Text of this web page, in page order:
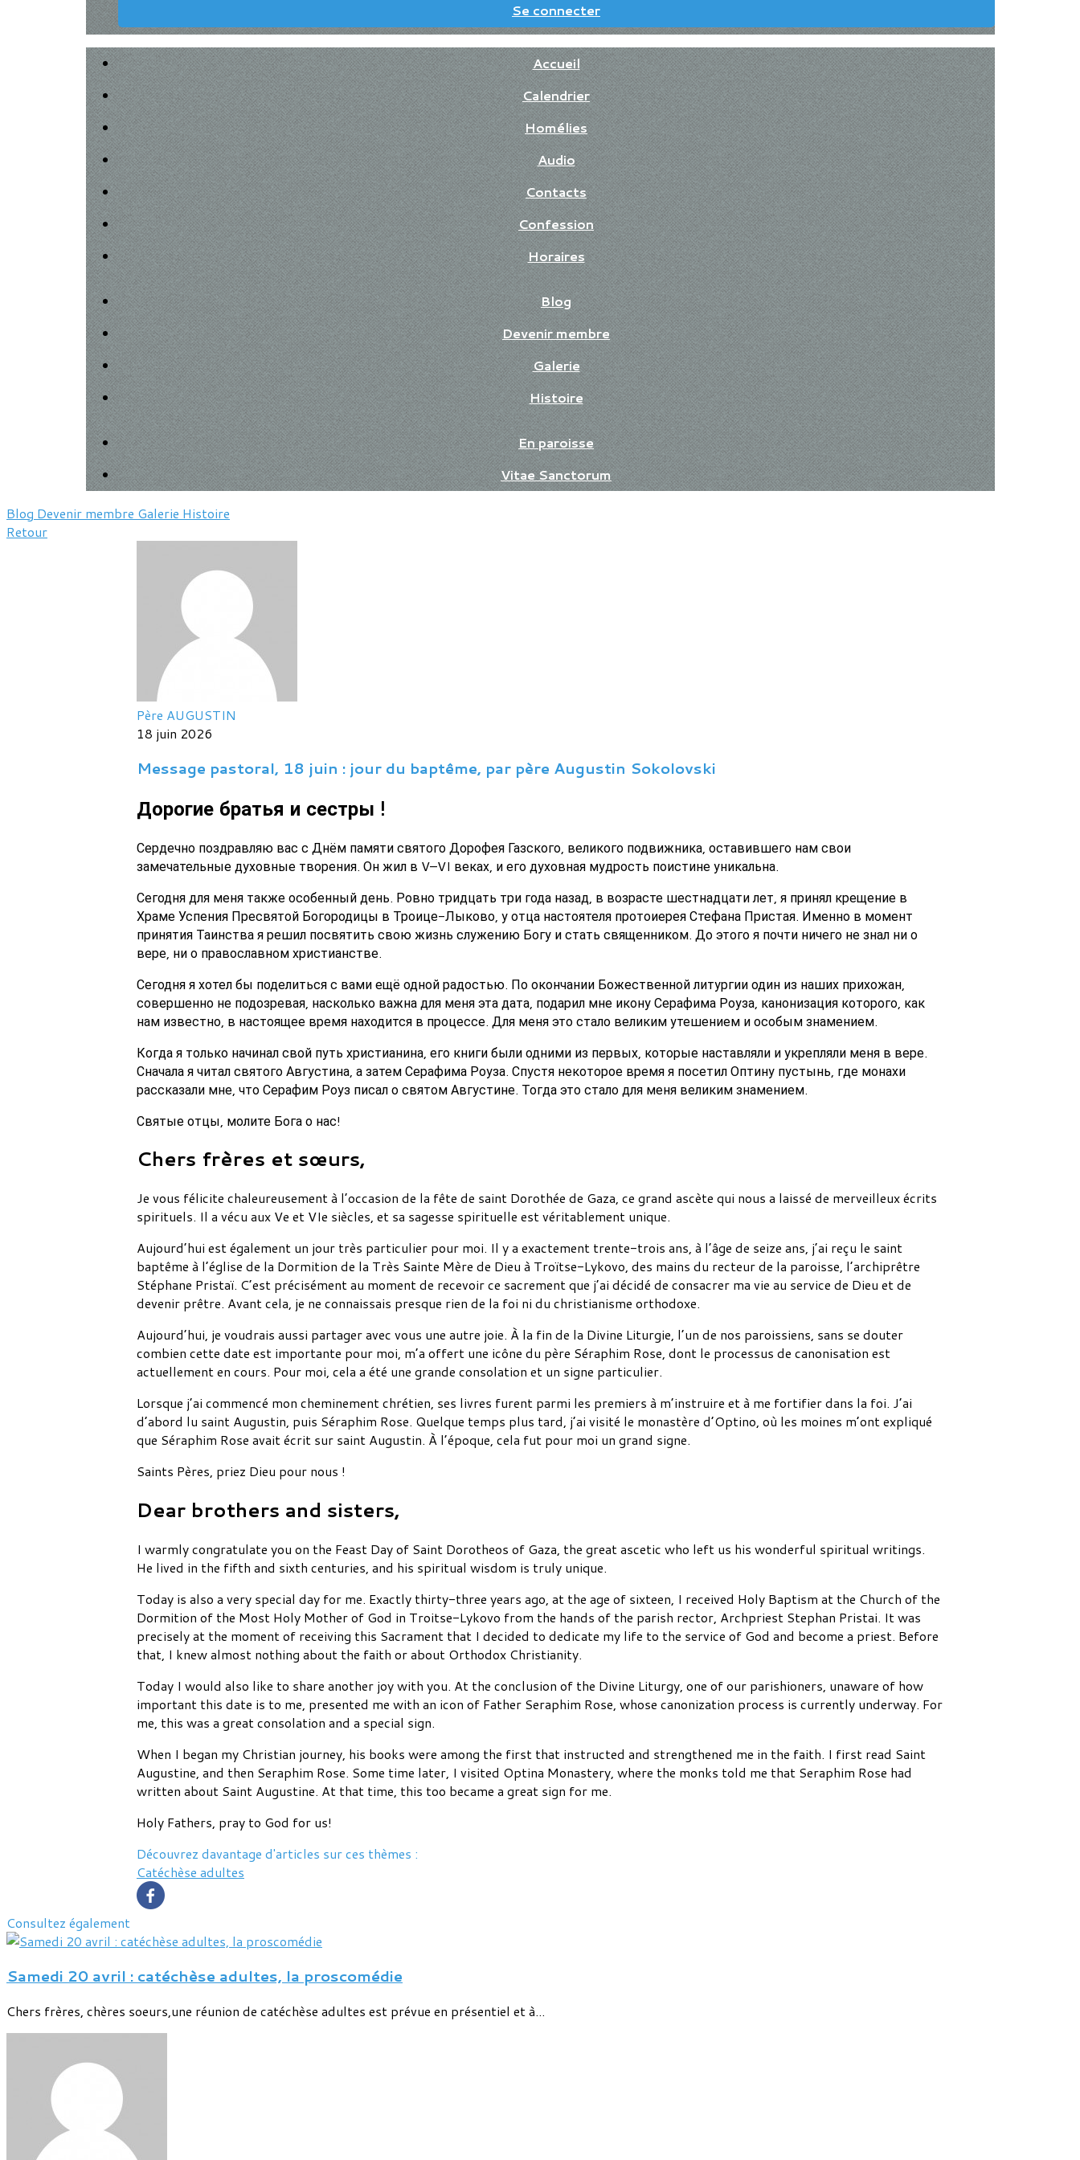
Se connecter
Accueil
Calendrier
Homélies
Audio
Contacts
Confession
Horaires
Blog
Devenir membre
Galerie
Histoire
En paroisse
Vitae Sanctorum
Blog Devenir membre Galerie Histoire
Retour
Père AUGUSTIN
18 juin 2026
Message pastoral, 18 juin : jour du baptême, par père Augustin Sokolovski
Дорогие братья и сестры !
Сердечно поздравляю вас с Днём памяти святого Дорофея Газского, великого подвижника, оставившего нам свои
замечательные духовные творения. Он жил в V–VI веках, и его духовная мудрость поистине уникальна.
Сегодня для меня также особенный день. Ровно тридцать три года назад, в возрасте шестнадцати лет, я принял крещение в
Храме Успения Пресвятой Богородицы в Троице-Лыково, у отца настоятеля протоиерея Стефана Пристая. Именно в момент
принятия Таинства я решил посвятить свою жизнь служению Богу и стать священником. До этого я почти ничего не знал ни о
вере, ни о православном христианстве.
Сегодня я хотел бы поделиться с вами ещё одной радостью. По окончании Божественной литургии один из наших прихожан,
совершенно не подозревая, насколько важна для меня эта дата, подарил мне икону Серафима Роуза, канонизация которого, как
нам известно, в настоящее время находится в процессе. Для меня это стало великим утешением и особым знамением.
Когда я только начинал свой путь христианина, его книги были одними из первых, которые наставляли и укрепляли меня в вере.
Сначала я читал святого Августина, а затем Серафима Роуза. Спустя некоторое время я посетил Оптину пустынь, где монахи
рассказали мне, что Серафим Роуз писал о святом Августине. Тогда это стало для меня великим знамением.
Святые отцы, молите Бога о нас!
Chers frères et sœurs,
Je vous félicite chaleureusement à l’occasion de la fête de saint Dorothée de Gaza, ce grand ascète qui nous a laissé de merveilleux écrits
spirituels. Il a vécu aux Ve et VIe siècles, et sa sagesse spirituelle est véritablement unique.
Aujourd’hui est également un jour très particulier pour moi. Il y a exactement trente-trois ans, à l’âge de seize ans, j’ai reçu le saint
baptême à l’église de la Dormition de la Très Sainte Mère de Dieu à Troïtse-Lykovo, des mains du recteur de la paroisse, l’archiprêtre
Stéphane Pristaï. C’est précisément au moment de recevoir ce sacrement que j’ai décidé de consacrer ma vie au service de Dieu et de
devenir prêtre. Avant cela, je ne connaissais presque rien de la foi ni du christianisme orthodoxe.
Aujourd’hui, je voudrais aussi partager avec vous une autre joie. À la fin de la Divine Liturgie, l’un de nos paroissiens, sans se douter
combien cette date est importante pour moi, m’a offert une icône du père Séraphim Rose, dont le processus de canonisation est
actuellement en cours. Pour moi, cela a été une grande consolation et un signe particulier.
Lorsque j’ai commencé mon cheminement chrétien, ses livres furent parmi les premiers à m’instruire et à me fortifier dans la foi. J’ai
d’abord lu saint Augustin, puis Séraphim Rose. Quelque temps plus tard, j’ai visité le monastère d’Optino, où les moines m’ont expliqué
que Séraphim Rose avait écrit sur saint Augustin. À l’époque, cela fut pour moi un grand signe.
Saints Pères, priez Dieu pour nous !
Dear brothers and sisters,
I warmly congratulate you on the Feast Day of Saint Dorotheos of Gaza, the great ascetic who left us his wonderful spiritual writings.
He lived in the fifth and sixth centuries, and his spiritual wisdom is truly unique.
Today is also a very special day for me. Exactly thirty-three years ago, at the age of sixteen, I received Holy Baptism at the Church of the
Dormition of the Most Holy Mother of God in Troitse-Lykovo from the hands of the parish rector, Archpriest Stephan Pristai. It was
precisely at the moment of receiving this Sacrament that I decided to dedicate my life to the service of God and become a priest. Before
that, I knew almost nothing about the faith or about Orthodox Christianity.
Today I would also like to share another joy with you. At the conclusion of the Divine Liturgy, one of our parishioners, unaware of how
important this date is to me, presented me with an icon of Father Seraphim Rose, whose canonization process is currently underway. For
me, this was a great consolation and a special sign.
When I began my Christian journey, his books were among the first that instructed and strengthened me in the faith. I first read Saint
Augustine, and then Seraphim Rose. Some time later, I visited Optina Monastery, where the monks told me that Seraphim Rose had
written about Saint Augustine. At that time, this too became a great sign for me.
Holy Fathers, pray to God for us!
Découvrez davantage d'articles sur ces thèmes :
Catéchèse adultes
Consultez également
Samedi 20 avril : catéchèse adultes, la proscomédie
Chers frères, chères soeurs,une réunion de catéchèse adultes est prévue en présentiel et à...